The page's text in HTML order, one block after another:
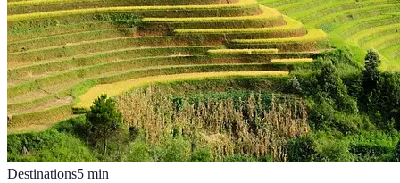
Destinations5 min